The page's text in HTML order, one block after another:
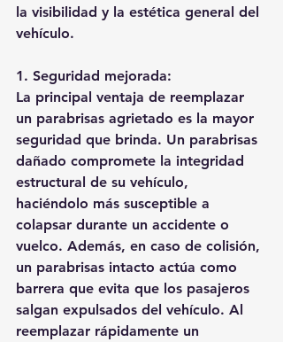
la visibilidad y la estética general del
vehículo.
1. Seguridad mejorada:
La principal ventaja de reemplazar
un parabrisas agrietado es la mayor
seguridad que brinda. Un parabrisas
dañado compromete la integridad
estructural de su vehículo,
haciéndolo más susceptible a
colapsar durante un accidente o
vuelco. Además, en caso de colisión,
un parabrisas intacto actúa como
barrera que evita que los pasajeros
salgan expulsados del vehículo. Al
reemplazar rápidamente un